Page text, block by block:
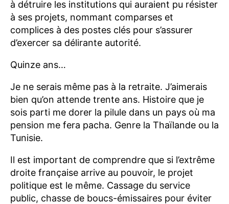
à détruire les institutions qui auraient pu résister
à ses projets, nommant comparses et
complices à des postes clés pour s’assurer
d’exercer sa délirante autorité.
Quinze ans…
Je ne serais même pas à la retraite. J’aimerais
bien qu’on attende trente ans. Histoire que je
sois parti me dorer la pilule dans un pays où ma
pension me fera pacha. Genre la Thaïlande ou la
Tunisie.
Il est important de comprendre que si l’extrême
droite française arrive au pouvoir, le projet
politique est le même. Cassage du service
public, chasse de boucs-émissaires pour éviter